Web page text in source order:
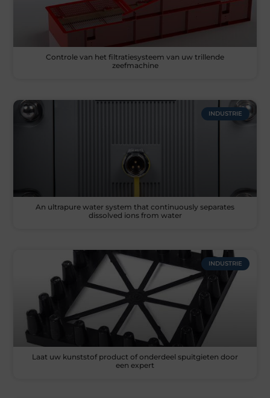
Controle van het filtratiesysteem van uw trillende
zeefmachine
INDUSTRIE
An ultrapure water system that continuously separates
dissolved ions from water
INDUSTRIE
Laat uw kunststof product of onderdeel spuitgieten door
een expert